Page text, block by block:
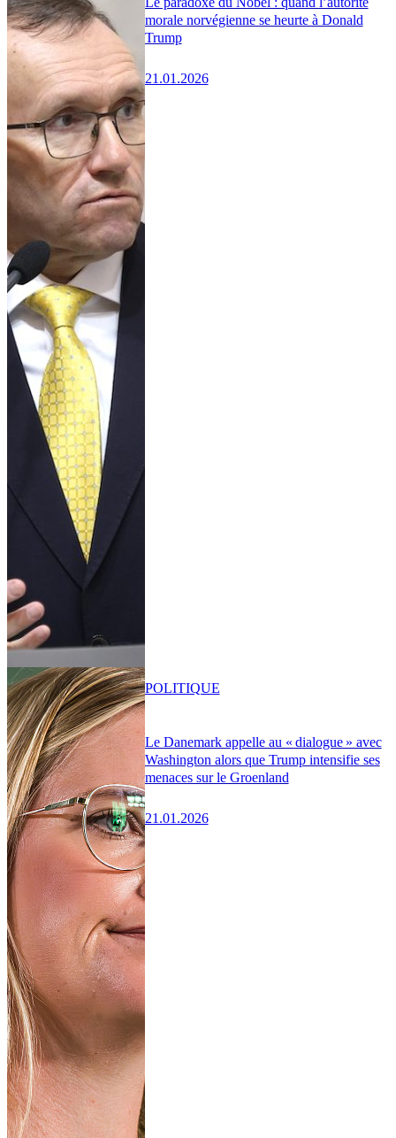
morale norvégienne se heurte à Donald
Trump
21.01.2026
Le Danemark appelle au « dialogue » avec
Washington alors que Trump intensifie ses
menaces sur le Groenland
21.01.2026
POLITIQUE